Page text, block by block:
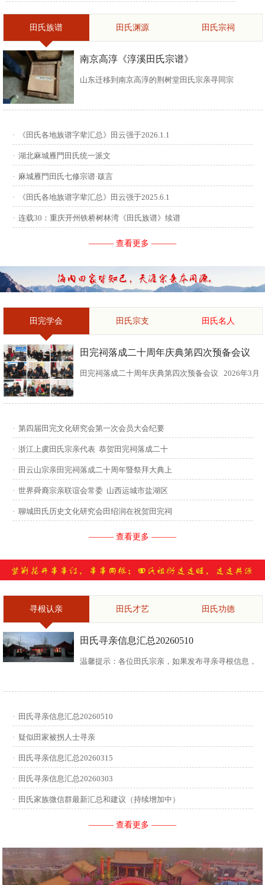
田氏族谱 田氏渊源 田氏宗祠
南京高淳《淳溪田氏宗谱》
山东迁移到南京高淳的荆树堂田氏宗亲寻同宗
· 《田氏各地族谱字辈汇总》田云强于2026.1.1
· 湖北麻城雁門田氏统一派文
· 麻城雁門田氏七修宗谱·跋言
· 《田氏各地族谱字辈汇总》田云强于2025.6.1
· 连载30：重庆开州铁桥树林湾《田氏族谱》续谱
——— 查看更多 ———
田完学会 田氏宗支 田氏名人
田完祠落成二十周年庆典第四次预备会议
田完祠落成二十周年庆典第四次预备会议 2026年3月
祖”第四次预备会议。 常务副会长田传灿宗亲主持会
议...
· 第四届田完文化研究会第一次会员大会纪要
· 浙江上虞田氏宗亲代表 恭贺田完祠落成二十
· 田云山宗亲田完祠落成二十周年暨祭拜大典上
· 世界舜裔宗亲联谊会常委 山西运城市盐湖区
· 聊城田氏历史文化研究会田绍润在祝贺田完祠
——— 查看更多 ———
寻根认亲 田氏才艺 田氏功德
田氏寻亲信息汇总20260510
温馨提示：各位田氏宗亲，如果发布寻亲寻根信息，
讳，迁居前字辈和迁居后历次新续的字辈，分迁族人
迁居地，因何原因迁居等。最后别忘了留下联系人和
联系方式。 没有家谱的问问族中老年人口耳相传的信
息有哪些，有家谱请把家谱中的信息简...
· 田氏寻亲信息汇总20260510
· 疑似田家被拐人士寻亲
· 田氏寻亲信息汇总20260315
· 田氏寻亲信息汇总20260303
· 田氏家族微信群最新汇总和建议（持续增加中）
——— 查看更多 ———